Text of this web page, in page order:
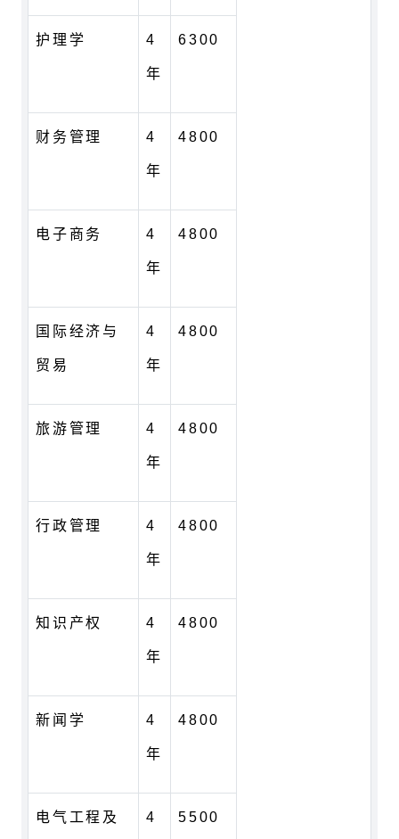
护理学 4
年
6300
财务管理 4
年
4800
电子商务 4
年
4800
国际经济与
贸易
4
年
4800
旅游管理 4
年
4800
行政管理 4
年
4800
知识产权 4
年
4800
新闻学 4
年
4800
电气工程及 4 5500